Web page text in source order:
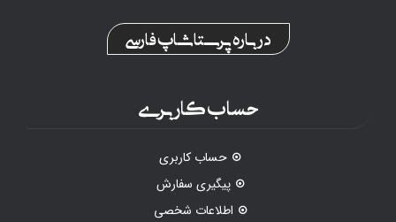
درباره پرستاشاپ فارسی
حساب کاربری
حساب کاربری
پیگیری سفارش
اطلاعات شخصی